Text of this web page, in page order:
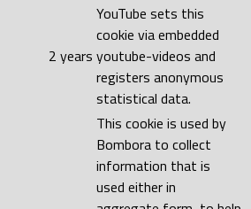
2 years
YouTube sets this
cookie via embedded
youtube-videos and
registers anonymous
statistical data.
This cookie is used by
Bombora to collect
information that is
used either in